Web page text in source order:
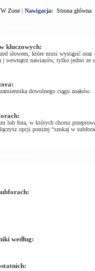
Zone| Nawigacja: Strona główna
kluczowych:
słowem, które musi wystąpić oraz -
|wewnątrz nawiasów, tylko jedno ze
dowolnego ciągu znaków.
lub fora, w których chcesz
opcji poniżej “szukaj w
według: